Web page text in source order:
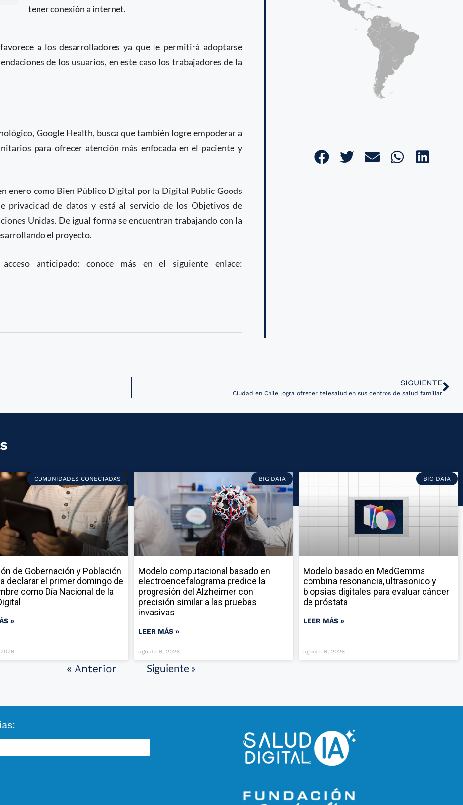
tener conexión a internet.
a los desarrolladores ya que le permitirá adoptarse
de los usuarios, en este caso los trabajadores de la
Google Health, busca que también logre empoderar a
para ofrecer atención más enfocada en el paciente y
enero como Bien Público Digital por la Digital Public Goods
privacidad de datos y está al servicio de los Objetivos de
Unidas. De igual forma se encuentran trabajando con la
el proyecto.
anticipado: conoce más en el siguiente enlace:
SIGUIENTE
Ciudad en Chile logra ofrecer telesalud en sus centros de salud familiar
COMUNIDADES CONECTADAS
de Gobernación y Población
declarar el primer domingo de
como Día Nacional de la
»
BIG DATA
Modelo computacional basado en
electroencefalograma predice la
progresión del Alzheimer con
precisión similar a las pruebas
invasivas
LEER MÁS »
agosto 6, 2026
BIG DATA
Modelo basado en MedGemma
combina resonancia, ultrasonido y
biopsias digitales para evaluar cáncer
de próstata
LEER MÁS »
agosto 6, 2026
« Anterior Siguiente »